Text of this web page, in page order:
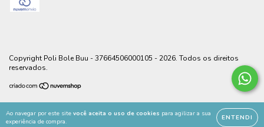
Ao navegar por este site você aceita o uso de cookies para agilizar a sua
experiência de compra.
ENTENDI
Copyright Poli Bole Buu - 37664506000105 - 2026. Todos os direitos
reservados.